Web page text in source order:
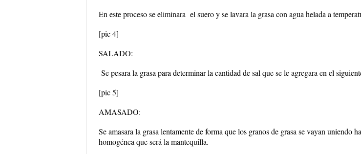
En este proceso se eliminara el suero y se lavara la grasa con agua helada a
[pic 4]
SALADO:
Se pesara la grasa para determinar la cantidad de sal que se le agregara en el
[pic 5]
AMASADO:
Se amasara la grasa lentamente de forma que los granos de grasa se vayan uniendo
homogénea que será la mantequilla.